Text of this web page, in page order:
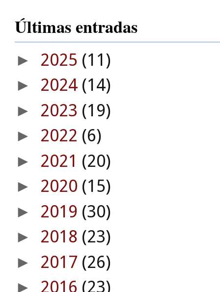
Últimas entradas
► 2025 (11)
► 2024 (14)
► 2023 (19)
► 2022 (6)
► 2021 (20)
► 2020 (15)
► 2019 (30)
► 2018 (23)
► 2017 (26)
► 2016 (23)